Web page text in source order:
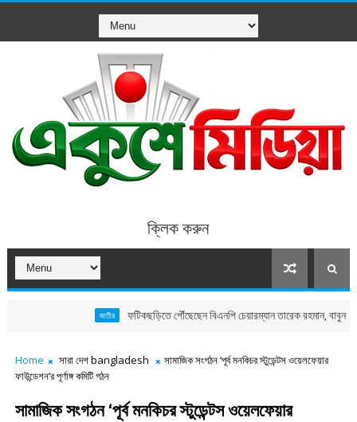
ক্লিক করুন
ফটিকছড়িতে পৌঁছেছেন বিএনপি চেয়ারম্যান তারেক রহমান, বাবুনগর মাদ্রাসার
Home সারা দেশ bangladesh
সামাজিক সংগঠন ‘পূর্ব মনকিচর স্টুডেন্টস ওয়েলফেয়ার
ফাউন্ডেশন’র পূর্ণাঙ্গ কমিটি গঠন
সামাজিক সংগঠন ‘পূর্ব মনকিচর স্টুডেন্টস ওয়েলফেয়ার